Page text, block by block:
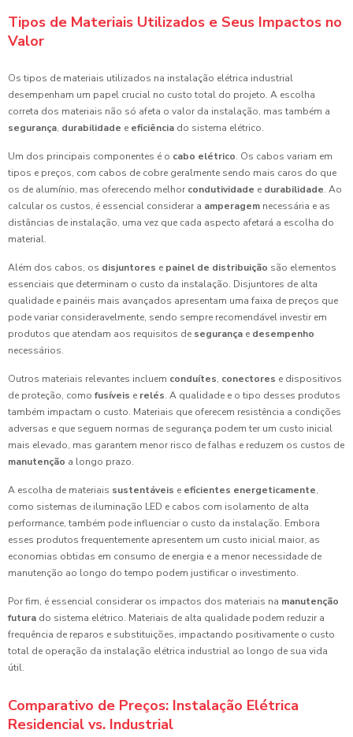
Tipos de Materiais Utilizados e Seus Impactos no
Valor
Os tipos de materiais utilizados na instalação elétrica industrial
desempenham um papel crucial no custo total do projeto. A escolha
correta dos materiais não só afeta o valor da instalação, mas também a
segurança, durabilidade e eficiência do sistema elétrico.
Um dos principais componentes é o cabo elétrico. Os cabos variam em
tipos e preços, com cabos de cobre geralmente sendo mais caros do que
os de alumínio, mas oferecendo melhor condutividade e durabilidade. Ao
calcular os custos, é essencial considerar a amperagem necessária e as
distâncias de instalação, uma vez que cada aspecto afetará a escolha do
material.
Além dos cabos, os disjuntores e painel de distribuição são elementos
essenciais que determinam o custo da instalação. Disjuntores de alta
qualidade e painéis mais avançados apresentam uma faixa de preços que
pode variar consideravelmente, sendo sempre recomendável investir em
produtos que atendam aos requisitos de segurança e desempenho
necessários.
Outros materiais relevantes incluem conduítes, conectores e dispositivos
de proteção, como fusíveis e relés. A qualidade e o tipo desses produtos
também impactam o custo. Materiais que oferecem resistência a condições
adversas e que seguem normas de segurança podem ter um custo inicial
mais elevado, mas garantem menor risco de falhas e reduzem os custos de
manutenção a longo prazo.
A escolha de materiais sustentáveis e eficientes energeticamente,
como sistemas de iluminação LED e cabos com isolamento de alta
performance, também pode influenciar o custo da instalação. Embora
esses produtos frequentemente apresentem um custo inicial maior, as
economias obtidas em consumo de energia e a menor necessidade de
manutenção ao longo do tempo podem justificar o investimento.
Por fim, é essencial considerar os impactos dos materiais na manutenção
futura do sistema elétrico. Materiais de alta qualidade podem reduzir a
frequência de reparos e substituições, impactando positivamente o custo
total de operação da instalação elétrica industrial ao longo de sua vida
útil.
Comparativo de Preços: Instalação Elétrica
Residencial vs. Industrial